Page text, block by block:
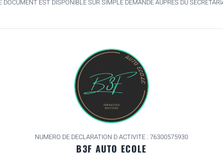
DOCUMENT EST DISPONIBLE SUR SIMPLE DEMANDE AUPRES DU
NUMERO DE DECLARATION D ACTIVITE : 76300575930
B3F AUTO ECOLE